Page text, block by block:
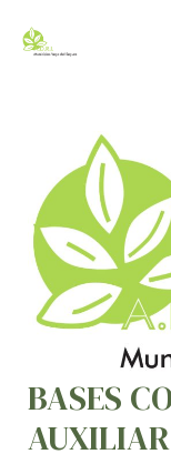
BASES
CONTRATACION
AUXILIAR
ADMINITRATIVO
ADRI
2025